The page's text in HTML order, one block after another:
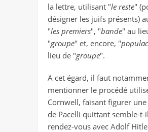
la lettre, utilisant "le reste"
désigner les juifs présents)
"les premiers", "bande" au
"groupe" et, encore, "
lieu de "groupe".
A cet égard, il faut
mentionner le procédé
Cornwell, faisant figurer
de Pacelli quittant semble-t-
rendez-vous avec Adolf